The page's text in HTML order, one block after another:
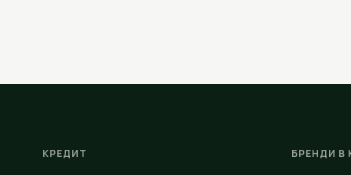
КРЕДИТ БРЕНДИ В